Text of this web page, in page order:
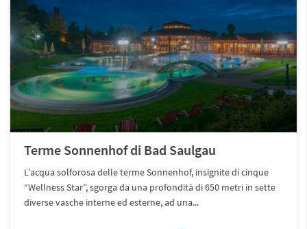
Terme Sonnenhof di Bad Saulgau
L’acqua solforosa delle terme Sonnenhof, insignite di cinque
“Wellness Star”, sgorga da una profondità di 650 metri in sette
diverse vasche interne ed esterne, ad una...